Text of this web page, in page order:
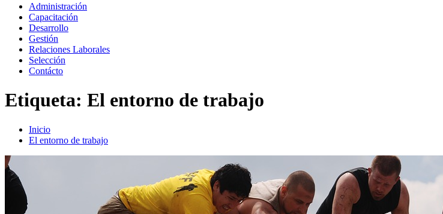
Menú
principal
Administración
Capacitación
Desarrollo
Gestión
Relaciones Laborales
Selección
Contácto
Etiqueta: El entorno de trabajo
Inicio
El entorno de trabajo